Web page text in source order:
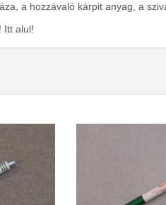
a hozzávaló kárpit anyag, a
Itt alul!